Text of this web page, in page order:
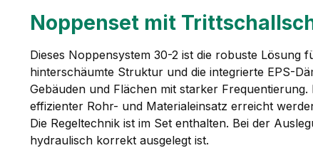
Noppenset mit
Dieses Noppensystem 30-2 ist die robuste
hinterschäumte Struktur und die integrierte EPS-
Gebäuden und Flächen mit starker
effizienter Rohr- und Materialeinsatz erreicht
Die Regeltechnik ist im Set enthalten. Bei der
hydraulisch korrekt ausgelegt ist.